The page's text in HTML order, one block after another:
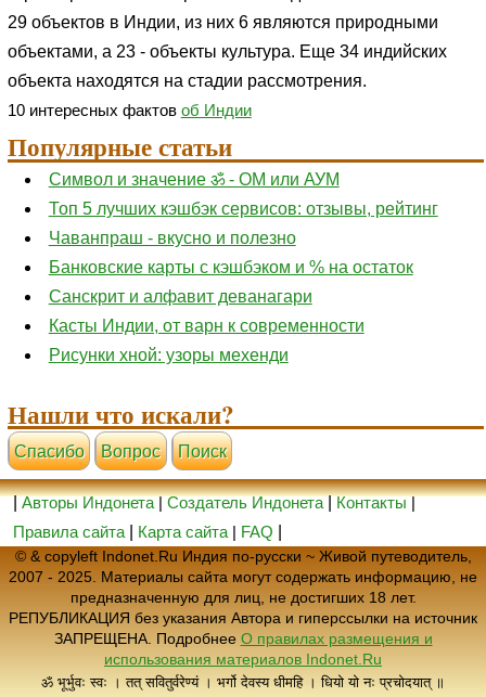
29 объектов в Индии, из них 6 являются природными
объектами, а 23 - объекты культура. Еще 34 индийских
объекта находятся на стадии рассмотрения.
10 интересных фактов об Индии
Популярные статьи
Символ и значение ॐ - ОМ или АУМ
Топ 5 лучших кэшбэк сервисов: отзывы, рейтинг
Чаванпраш - вкусно и полезно
Банковские карты с кэшбэком и % на остаток
Санскрит и алфавит деванагари
Касты Индии, от варн к современности
Рисунки хной: узоры мехенди
Нашли что искали?
Cпасибо Вопрос Поиск
|Авторы Индонета|Создатель Индонета|Контакты|
Правила сайта
Карта сайта | FAQ
© & copyleft Indonet.Ru Индия по-русски ~ Живой путеводитель,
2007 - 2025. Материалы сайта могут содержать информацию, не
предназначенную для лиц, не достигших 18 лет.
РЕПУБЛИКАЦИЯ без указания Автора и гиперссылки на источник
ЗАПРЕЩЕНА. Подробнее О правилах размещения и
использования материалов Indonet.Ru
ॐ भूर्भुवः स्वः । तत् सवितुर्वरेण्यं । भर्गो देवस्य धीमहि । धियो यो नः प्रचोदयात् ॥